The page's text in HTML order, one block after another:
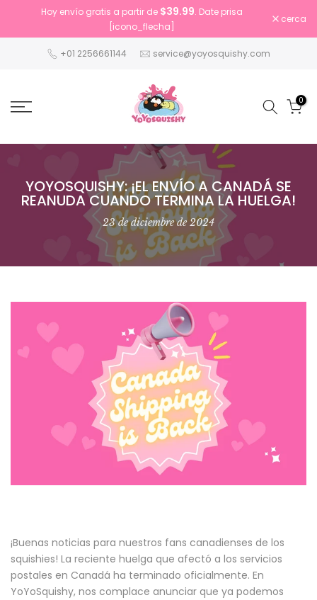
contenido
Hoy envío gratis a partir de $39.99. Date prisa
[icono_flecha]
cerca
+01 2256661144 service@yoyosquishy.com
0
YOYOSQUISHY: ¡EL ENVÍO A CANADÁ SE
REANUDA CUANDO TERMINA LA HUELGA!
23 de diciembre de 2024
¡Buenas noticias para nuestros fans canadienses de los
squishies! La reciente huelga que afectó a los servicios
postales en Canadá ha terminado oficialmente. En
YoYoSquishy, ​​nos complace anunciar que ya podemos